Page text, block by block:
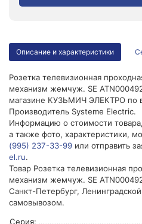
Описание и характеристики
Розетка телевизионная
механизм жемчуж. SE
магазине КУЗЬМИЧ ЭЛЕКТРО по
Производитель Systeme Electric.
Информацию о стоимости
а также фото, характеристики,
(995) 237-33-99 или отправить
el.ru.
Товар Розетка телевизионная
механизм жемчуж. SE
Санкт-Петербург,
самовывозом.
Серия: